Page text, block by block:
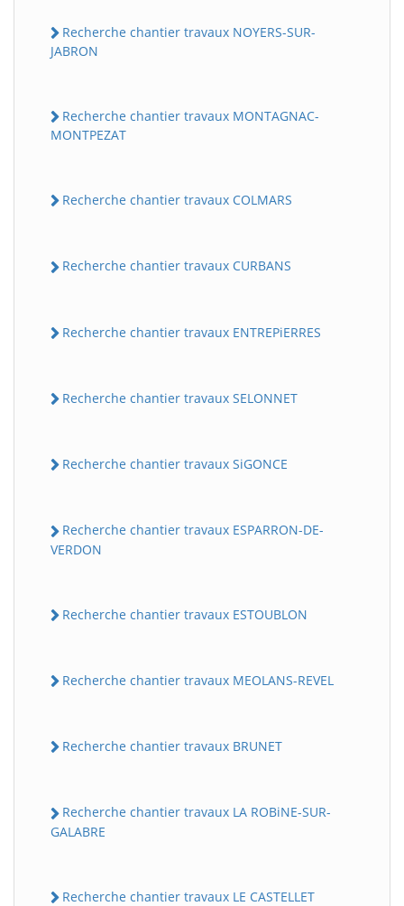
Recherche chantier travaux NOYERS-SUR-
JABRON
Recherche chantier travaux MONTAGNAC-
MONTPEZAT
Recherche chantier travaux COLMARS
Recherche chantier travaux CURBANS
Recherche chantier travaux ENTREPiERRES
Recherche chantier travaux SELONNET
Recherche chantier travaux SiGONCE
Recherche chantier travaux ESPARRON-DE-
VERDON
Recherche chantier travaux ESTOUBLON
Recherche chantier travaux MEOLANS-REVEL
Recherche chantier travaux BRUNET
Recherche chantier travaux LA ROBiNE-SUR-
GALABRE
Recherche chantier travaux LE CASTELLET